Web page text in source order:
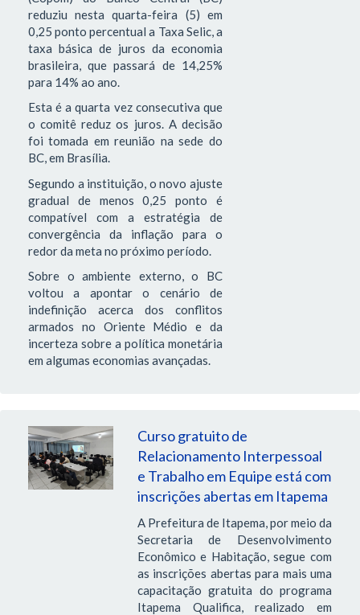
reduziu nesta quarta-feira (5) em
0,25 ponto percentual a Taxa Selic, a
taxa básica de juros da economia
brasileira, que passará de 14,25%
para 14% ao ano.
Esta é a quarta vez consecutiva que
o comitê reduz os juros. A decisão
foi tomada em reunião na sede do
BC, em Brasília.
Segundo a instituição, o novo ajuste
gradual de menos 0,25 ponto é
compatível com a estratégia de
convergência da inflação para o
redor da meta no próximo período.
Sobre o ambiente externo, o BC
voltou a apontar o cenário de
indefinição acerca dos conflitos
armados no Oriente Médio e da
incerteza sobre a política monetária
em algumas economias avançadas.
Curso gratuito de
Relacionamento Interpessoal
e Trabalho em Equipe está com
inscrições abertas em Itapema
A Prefeitura de Itapema, por meio da
Secretaria de Desenvolvimento
Econômico e Habitação, segue com
as inscrições abertas para mais uma
capacitação gratuita do programa
Itapema Qualifica, realizado em